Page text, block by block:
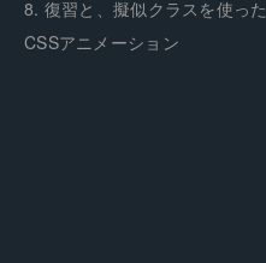
8. 復習と、擬似クラスを使った
CSSアニメーション